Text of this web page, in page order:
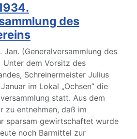
des
Jan. (Generalversammlung des
Unter dem Vorsitz des
Schreinermeister Julius
im Lokal „Ochsen” die
statt. Aus dem
zu entnehmen, daß im
sparsam gewirtschaftet wurde
noch Barmittel zur